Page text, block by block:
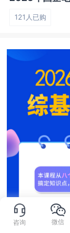
121人已购
咨询 微信